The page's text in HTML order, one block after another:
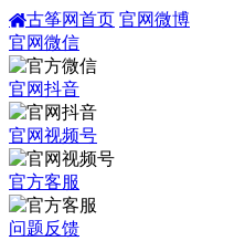
古筝网首页 官网微博
官网微信
官网抖音
官网视频号
官方客服
问题反馈